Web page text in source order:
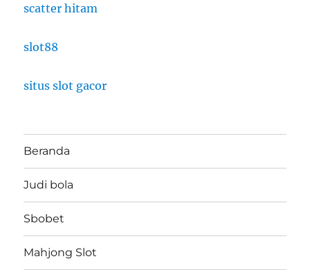
scatter hitam
slot88
situs slot gacor
Beranda
Judi bola
Sbobet
Mahjong Slot